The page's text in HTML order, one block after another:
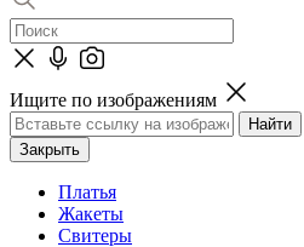
Ищите по изображениям
Закрыть
Платья
Жакеты
Свитеры